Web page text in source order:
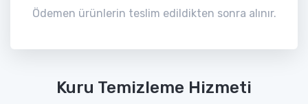
Ödemen ürünlerin teslim edildikten sonra alınır.
Kuru Temizleme Hizmeti